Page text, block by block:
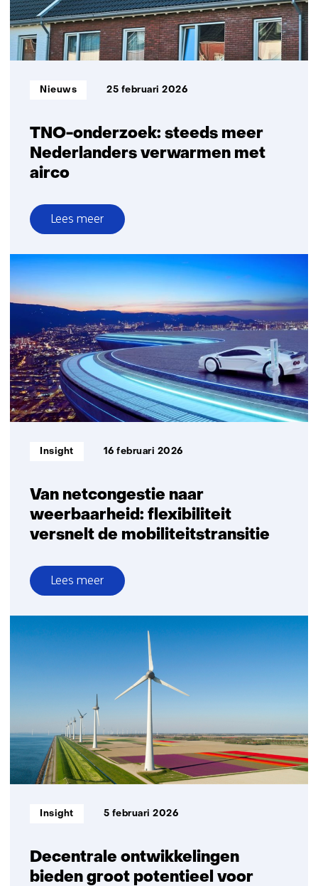
keer
sneller
naar
betrouwbaar
TNO-onderzoek: steeds meer
Nederlanders verwarmen met
airco
Informatietype:
Nieuws 25 februari 2026
Lees meer
over
TNO-
onderzoek:
steeds
meer
Nederlanders
verwarmen
met
airco
Van netcongestie naar
weerbaarheid: flexibiliteit
versnelt de mobiliteitstransitie
Informatietype:
Insight 16 februari 2026
Lees meer
over
Van
netcongestie
mobiliteitstransitie
Decentrale ontwikkelingen
bieden groot potentieel voor
Informatietype:
Insight 5 februari 2026